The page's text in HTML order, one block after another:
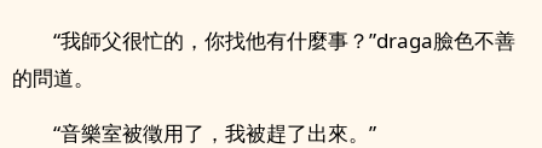
“我師父很忙的，你找他有什麼事？”draga臉色不善
的問道。
“音樂室被徵用了，我被趕了出來。”